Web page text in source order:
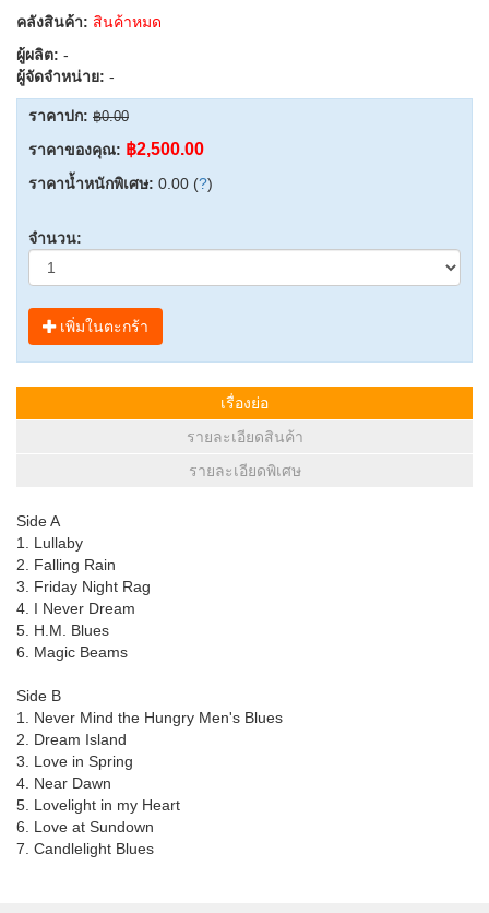
คลังสินค้า: สินค้าหมด
ผู้ผลิต: -
ผู้จัดจำหน่าย: -
ราคาปก: ฿0.00
ราคาของคุณ: ฿2,500.00
ราคาน้ำหนักพิเศษ: 0.00 (?)
จำนวน:
เพิ่มในตะกร้า
เรื่องย่อ
รายละเอียดสินค้า
รายละเอียดพิเศษ
Side A
1. Lullaby
2. Falling Rain
3. Friday Night Rag
4. I Never Dream
5. H.M. Blues
6. Magic Beams
Side B
1. Never Mind the Hungry Men's Blues
2. Dream Island
3. Love in Spring
4. Near Dawn
5. Lovelight in my Heart
6. Love at Sundown
7. Candlelight Blues